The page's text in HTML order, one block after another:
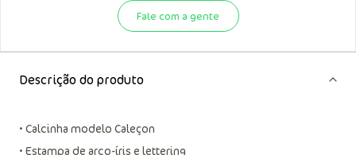
Fale com a gente
Descrição do produto
• Calcinha modelo Caleçon
• Estampa de arco-íris e lettering